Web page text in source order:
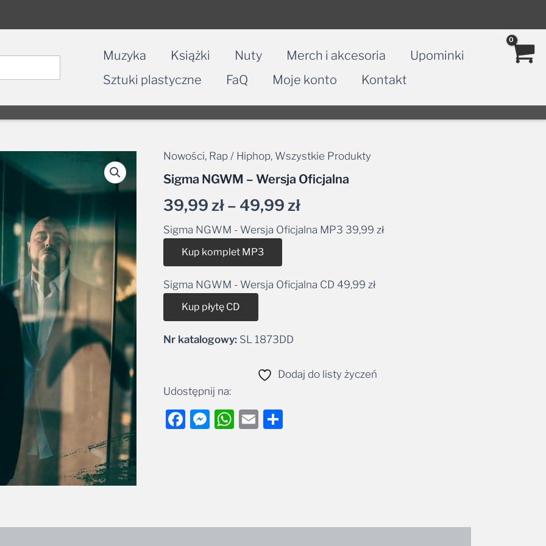
Muzyka Książki Nuty Merch i akcesoria
Upominki
Sztuki plastyczne
FaQ Moje konto Kontakt
Nowości, Rap / Hiphop, Wszystkie Produkty
Sigma NGWM – Wersja Oficjalna
39,99zł– 49,99zł
Zakres
cen:
39,99 zł
49,99 zł
Sigma NGWM - Wersja Oficjalna MP3 39,99 zł
Kup komplet MP3
Sigma NGWM - Wersja Oficjalna CD 49,99 zł
Kup płytę CD
Nr katalogowy:SL 1873DD
Dodaj do listy życzeń
Udostępnij na:
Facebook
Messenger
WhatsApp
EmailShare